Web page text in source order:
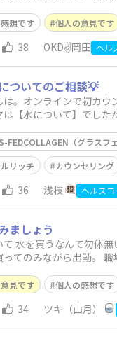
想です 個人の意見です
38 OKD✌️岡田 ヘル
ついてのご相談💡
は。オンラインで初カウ
は【水について】でし
FEDCOLLAGEN（グラスフ
リッチ
カウンセリング
36 浅枝 ヘルス
ましょう
て 水を買うなんて勿体
ってのみながら出勤。
見です 個人の感想です
34 ツキ（山月）